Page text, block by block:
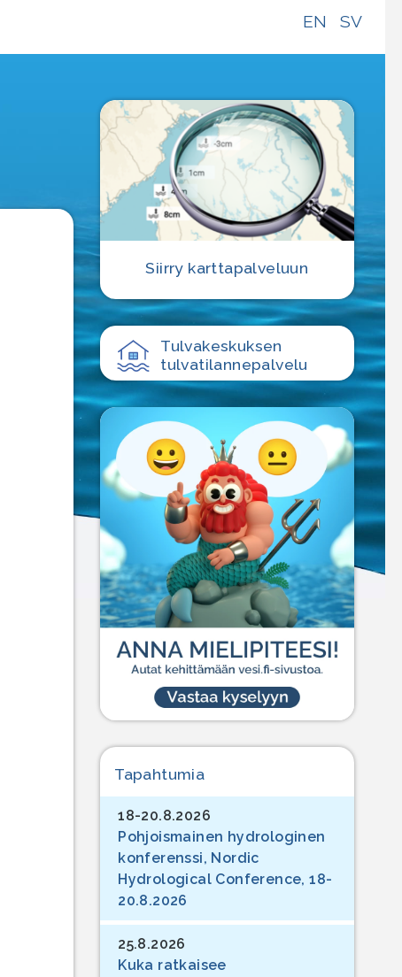
SV
EN
Siirry karttapalveluun
Tulvakeskuksen
tulvatilanne­palvelu
Tapahtumia
18-20.8.2026
Pohjoismainen hydrologinen
konferenssi, Nordic
Hydrological Conference, 18-
20.8.2026
25.8.2026
Kuka ratkaisee